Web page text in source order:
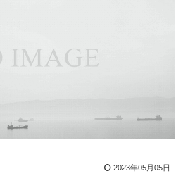
2023年05月05日